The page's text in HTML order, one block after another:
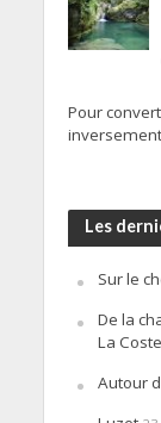
Pour
Les
Sur le
De la
La Coste
Autour